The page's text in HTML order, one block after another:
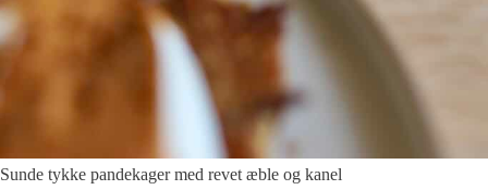
Sunde tykke pandekager med revet æble og kanel